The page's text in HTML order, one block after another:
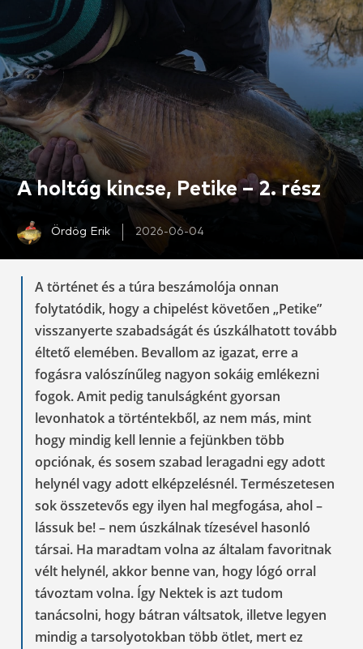
A holtág kincse, Petike – 2. rész
Ördög Erik 2026-06-04
A történet és a túra beszámolója onnan
folytatódik, hogy a chipelést követően „Petike”
visszanyerte szabadságát és úszkálhatott tovább
éltető elemében. Bevallom az igazat, erre a
fogásra valószínűleg nagyon sokáig emlékezni
fogok. Amit pedig tanulságként gyorsan
levonhatok a történtekből, az nem más, mint
hogy mindig kell lennie a fejünkben több
opciónak, és sosem szabad leragadni egy adott
helynél vagy adott elképzelésnél. Természetesen
sok összetevős egy ilyen hal megfogása, ahol –
lássuk be! – nem úszkálnak tízesével hasonló
társai. Ha maradtam volna az általam favoritnak
vélt helynél, akkor benne van, hogy lógó orral
távoztam volna. Így Nektek is azt tudom
tanácsolni, hogy bátran váltsatok, illetve legyen
mindig a tarsolyotokban több ötlet, mert ez